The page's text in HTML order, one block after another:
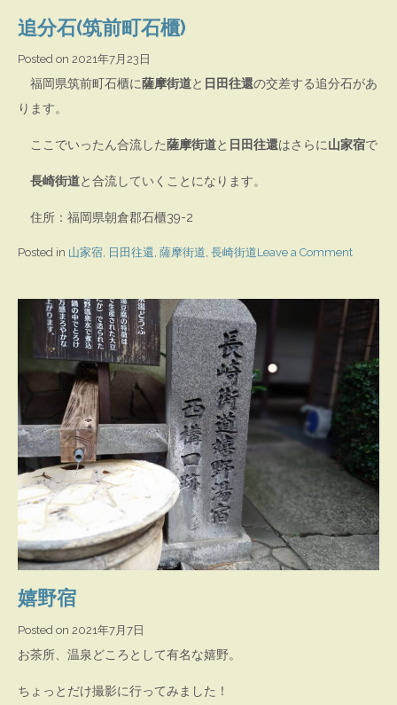
追分石(筑前町石櫃)
Posted on 2021年7月23日
福岡県筑前町石櫃に薩摩街道と 日田往還の交差する追分石があ
ります。
ここでいったん合流した薩摩街道と 日田往還はさらに山家宿で
長崎街道と合流していくことになります。
住所：福岡県朝倉郡石櫃39-2
Posted in 山家宿 日田往還 薩摩街道 長崎街道Leave a Commenton
分
前
町
石
櫃)
嬉野宿
Posted on 2021年7月7日
お茶所、温泉どころとして有名な嬉野。
ちょっとだけ撮影に行ってみました！